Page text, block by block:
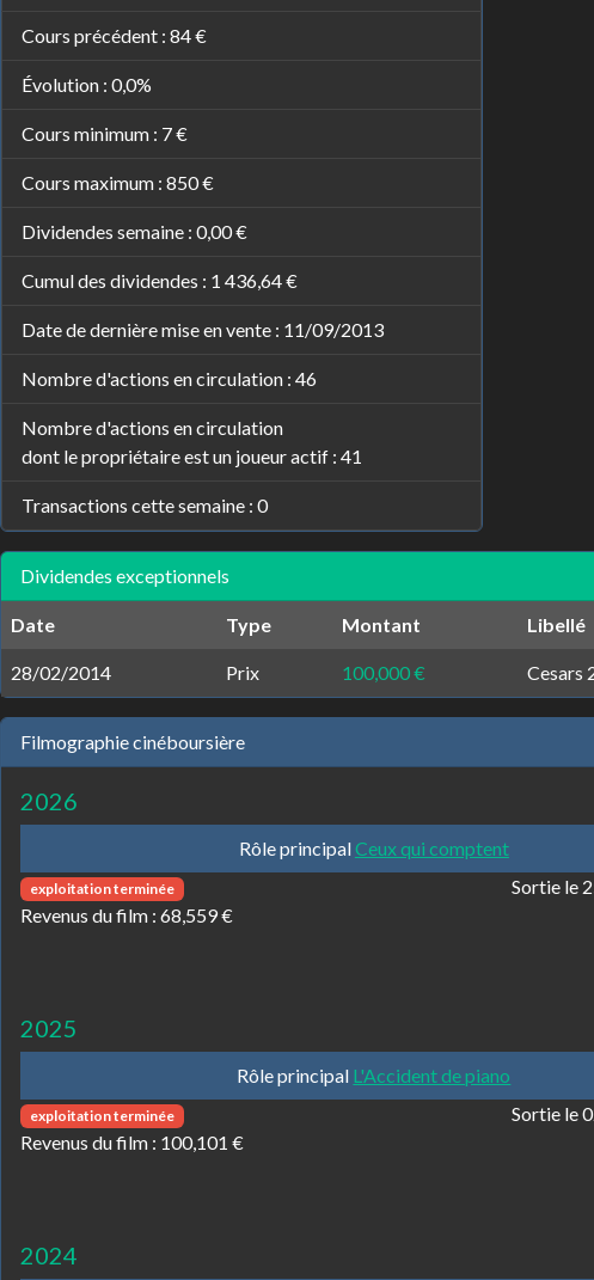
Cours précédent : 84 €
Évolution : 0,0%
Cours minimum : 7 €
Cours maximum : 850 €
Dividendes semaine : 0,00 €
Cumul des dividendes : 1 436,64 €
Date de dernière mise en vente : 11/09/2013
Nombre d'actions en circulation : 46
Nombre d'actions en circulation
dont le propriétaire est un joueur actif : 41
Transactions cette semaine : 0
Dividendes exceptionnels
Date Type Montant Libellé
28/02/2014 Prix 100,000 € Cesars
Filmographie cinéboursière
2026
Rôle principalCeux qui comptent
exploitation terminée
Revenus du film : 68,559 €
Sortie le
2025
Rôle principal L'Accident de piano
exploitation terminée
Revenus du film : 100,101 €
Sortie le
2024